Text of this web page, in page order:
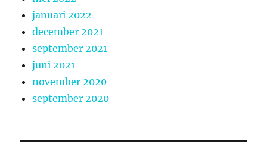
januari 2022
december 2021
september 2021
juni 2021
november 2020
september 2020